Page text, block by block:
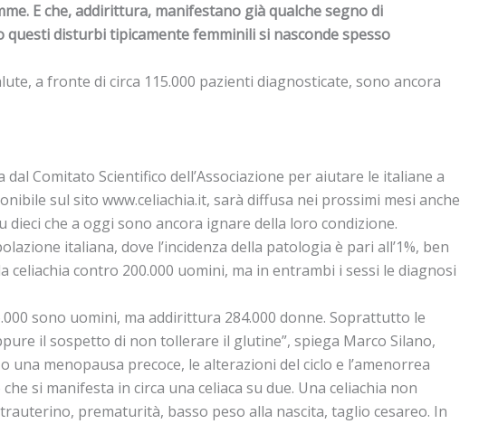
E che, addirittura, manifestano già qualche segno di
disturbi tipicamente femminili si nasconde spesso
a fronte di circa 115.000 pazienti diagnosticate, sono ancora
Comitato Scientifico dell’Associazione per aiutare le italiane a
sul sito www.celiachia.it, sarà diffusa nei prossimi mesi anche
che a oggi sono ancora ignare della loro condizione.
italiana, dove l’incidenza della patologia è pari all’1%, ben
contro 200.000 uomini, ma in entrambi i sessi le diagnosi
sono uomini, ma addirittura 284.000 donne. Soprattutto le
il sospetto di non tollerare il glutine”, spiega Marco Silano,
menopausa precoce, le alterazioni del ciclo e l’amenorrea
si manifesta in circa una celiaca su due. Una celiachia non
prematurità, basso peso alla nascita, taglio cesareo. In